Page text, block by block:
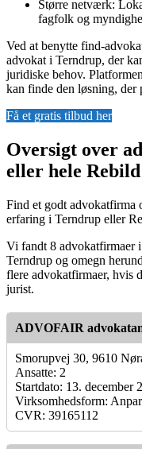
Større netværk:
fagfolk og
Ved at benytte find-
advokat i Terndrup, der
juridiske behov.
kan finde den løsning, der
Få et gratis tilbud her
Oversigt over
eller hele
Find et godt advokatfirma
erfaring i Terndrup eller
Vi fandt 8 advokatfirmaer
Terndrup og omegn
flere advokatfirmaer, hvis
jurist.
ADVOFAIR
Smorupvej 30, 9610
Ansatte: 2
Startdato: 13. december
Virksomhedsform:
CVR: 39165112